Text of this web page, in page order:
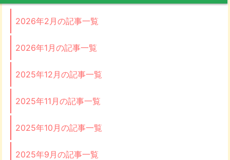
2026年2月の記事一覧
2026年1月の記事一覧
2025年12月の記事一覧
2025年11月の記事一覧
2025年10月の記事一覧
2025年9月の記事一覧